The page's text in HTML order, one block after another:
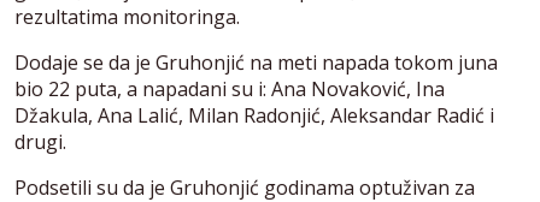
rezultatima monitoringa.
Dodaje se da je Gruhonjić na meti napada tokom juna
bio 22 puta, a napadani su i: Ana Novaković, Ina
Džakula, Ana Lalić, Milan Radonjić, Aleksandar Radić i
drugi.
Podsetili su da je Gruhonjić godinama optuživan za